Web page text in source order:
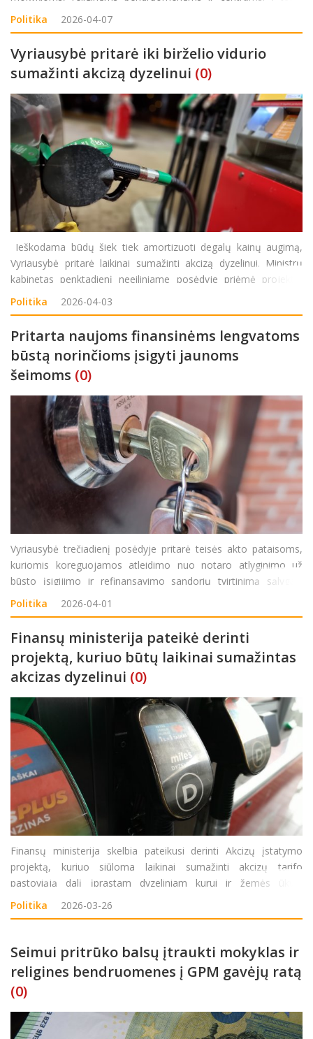
paramą taip pat galės pretenduoti daugiabučių namų savininkų
ir sodininkų bendrijos. Antradienį už tai numatančias Labd
Politika 2026-04-07
Vyriausybė pritarė iki birželio vidurio
sumažinti akcizą dyzelinui (0)
Ieškodama būdų šiek tiek amortizuoti degalų kainų augimą,
Vyriausybė pritarė laikinai sumažinti akcizą dyzelinui. Ministrų
kabinetas penktadienį neeiliniame posėdyje priėmė projektą,
kuriuo iki birželio 15 d. pritarta sumažinti akcizo tarifo pastoviąją
dalį įprastam dyzeliniam k
Politika 2026-04-03
Pritarta naujoms finansinėms lengvatoms
būstą norinčioms įsigyti jaunoms
šeimoms (0)
Vyriausybė trečiadienį posėdyje pritarė teisės akto pataisoms,
kuriomis koreguojamos atleidimo nuo notaro atlyginimo už
būsto įsigijimo ir refinansavimo sandorių tvirtinimą sąlygas.
Tokiu būdu numatytos naujos lengvatos būstą norinčioms įsigyti
jaunoms šeimoms. Teisingumo ministerijos
Politika 2026-04-01
Finansų ministerija pateikė derinti
projektą, kuriuo būtų laikinai sumažintas
akcizas dyzelinui (0)
Finansų ministerija skelbia pateikusi derinti Akcizų įstatymo
projektą, kuriuo siūloma laikinai sumažinti akcizų tarifo
pastoviąją dalį įprastam dyzeliniam kurui ir žemės ūkyje
naudojamam žymėtam dyzelinui. Kaip praneša institucija,
sprendimas inicijuotas reaguojant į reikšmingai i&sc
Politika 2026-03-26
Seimui pritrūko balsų įtraukti mokyklas ir
religines bendruomenes į GPM gavėjų ratą
(0)